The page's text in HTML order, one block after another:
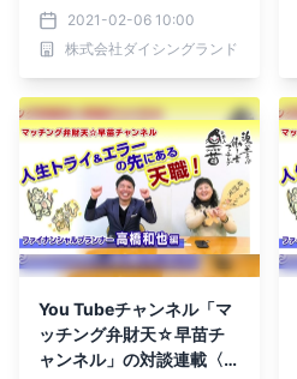
生トライ&エラー〉が公開
中！
2021-02-06 10:00
株式会社ダイシングランド
You Tubeチャンネル「マ
ッチング弁財天☆早苗チ
ャンネル」の対談連載〈人